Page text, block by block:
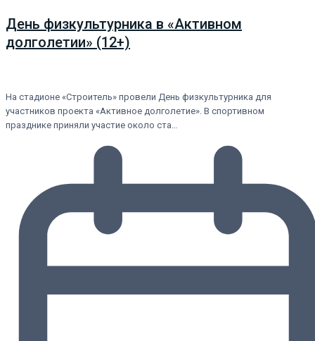
День физкультурника в «Активном
долголетии» (12+)
На стадионе «Строитель» провели День физкультурника для
участников проекта «Активное долголетие». В спортивном
празднике приняли участие около ста…